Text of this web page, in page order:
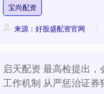
宝尚配资
来源：好股盛配资官网
启天配资 最高检提出
工作机制 从严惩治证